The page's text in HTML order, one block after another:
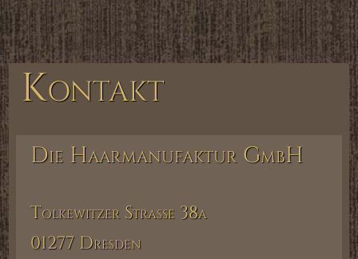
Kontakt
Die Haarmanufaktur GmbH
Tolkewitzer Strasse 38a
01277 Dresden